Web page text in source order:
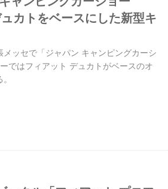
カトをベースにした新型キ
ッセで「ジャパン キャンピングカーシ
ではフィアット デュカトがベースのオ